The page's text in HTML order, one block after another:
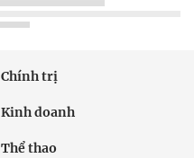
Chính trị
Kinh doanh
Thể thao